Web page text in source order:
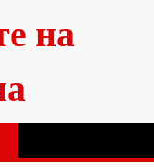
на